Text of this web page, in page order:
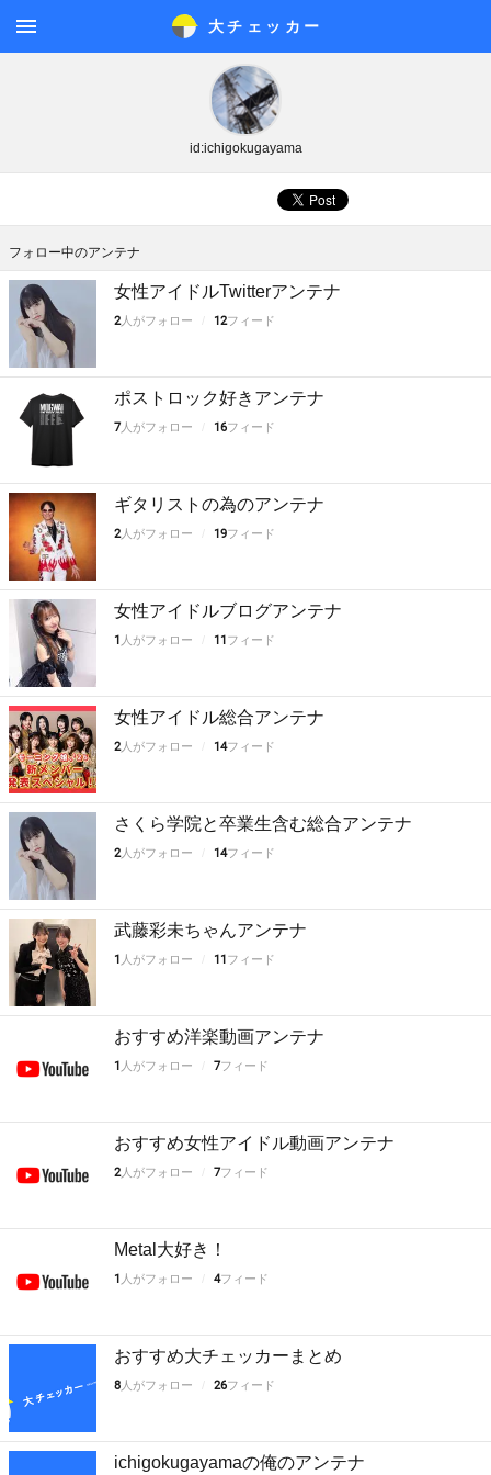
大チェッカ ー
メニ
id:ichigokugayama
フォロー中のアンテナ
女性アイドルTwitterアンテナ
2 人がフォロー 12フィード
ポストロック好きアンテナ
7 人がフォロー 16フィード
ギタリストの為のアンテナ
2 人がフォロー 19フィード
女性アイドルブログアンテナ
1 人がフォロー 11フィード
女性アイドル総合アンテナ
2 人がフォロー 14フィード
さくら学院と卒業生含む総合アンテナ
2 人がフォロー 14フィード
武藤彩未ちゃんアンテナ
1 人がフォロー 11フィード
おすすめ洋楽動画アンテナ
1 人がフォロー 7フィード
おすすめ女性アイドル動画アンテナ
2 人がフォロー 7フィード
Metal大好き！
1 人がフォロー 4フィード
おすすめ大チェッカーまとめ
8 人がフォロー 26フィード
ichigokugayamaの俺のアンテナ